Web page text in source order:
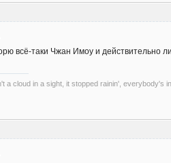
всё-таки Чжан Имоу и действительно
a cloud in a sight, it stopped rainin', everybody's